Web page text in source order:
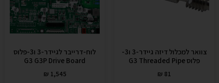
צוואר למכלול דיזה גיידר-3 ו3-
פלוס G3 Threaded Pipe
₪ 81
לוח-דרייבר לגיידר-3 ו3-פלוס
G3 G3P Drive Board
₪ 1,545